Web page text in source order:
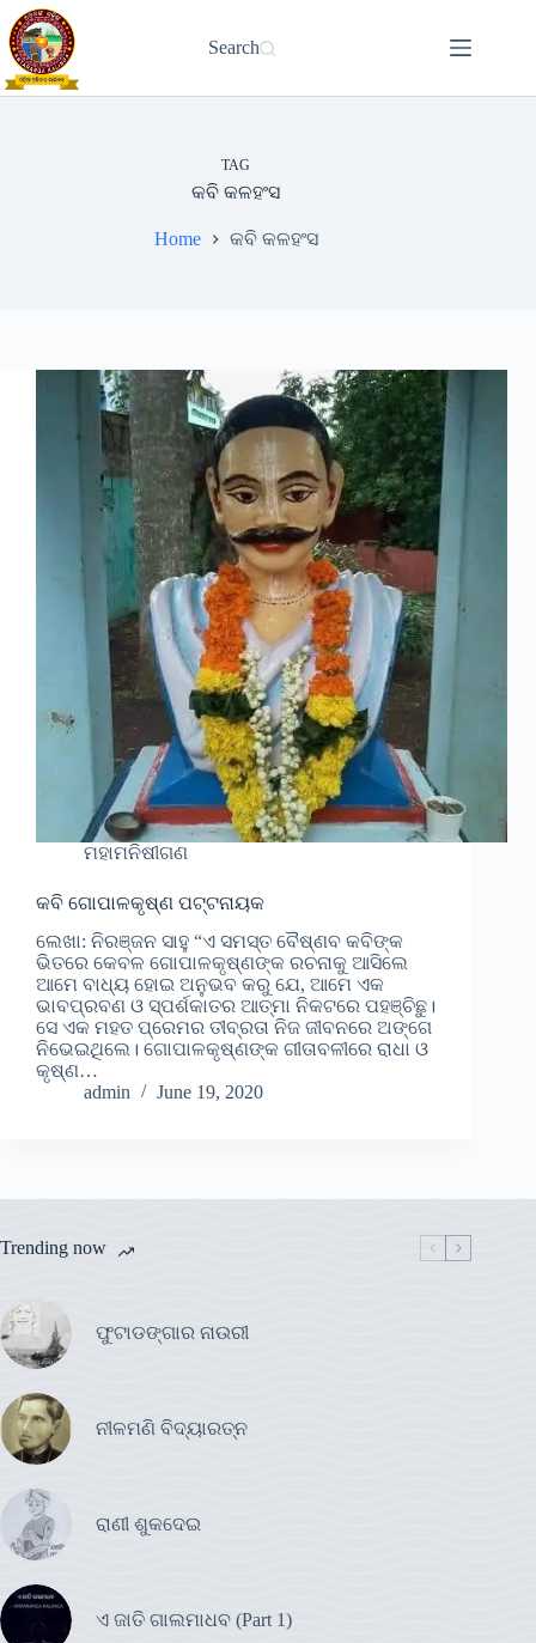
Skip
to
content
Search
TAG
କବି କଳହଂସ
Home କବି କଳହଂସ
ମହାମନିଷୀଗଣ
କବି ଗୋପାଳକୃଷ୍ଣ ପଟ୍ଟନାୟକ
ଲେଖା: ନିରଞ୍ଜନ ସାହୁ “ଏ ସମସ୍ତ ବୈଷ୍ଣବ କବିଙ୍କ
ଭିତରେ କେବଳ ଗୋପାଳକୃଷ୍ଣଙ୍କ ରଚନାକୁ ଆସିଲେ
ଆମେ ବାଧ୍ୟ ହୋଇ ଅନୁଭବ କରୁ ଯେ, ଆମେ ଏକ
ଭାବପ୍ରବଣ ଓ ସ୍ପର୍ଶକାତର ଆତ୍ମା ନିକଟରେ ପହଞ୍ଚିଛୁ।
ସେ ଏକ ମହତ ପ୍ରେମର ତୀବ୍ରତା ନିଜ ଜୀବନରେ ଅଙ୍ଗେ
ନିଭେଇଥିଲେ। ଗୋପାଳକୃଷ୍ଣଙ୍କ ଗୀତାବଳୀରେ ରାଧା ଓ
କୃଷ୍ଣ…
admin
June 19, 2020
Trending now
ଫୁଟାଡଙ୍ଗାର ନାଉରୀ
ନୀଳମଣି ବିଦ୍ୟାରତ୍ନ
ରାଣୀ ଶୁକଦେଇ
ଏ ଜାତି ଗାଲମାଧବ (Part 1)